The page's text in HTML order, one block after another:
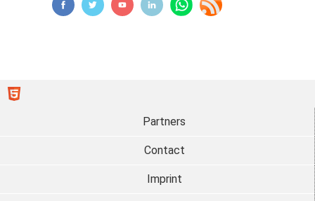
Partners
Contact
Imprint